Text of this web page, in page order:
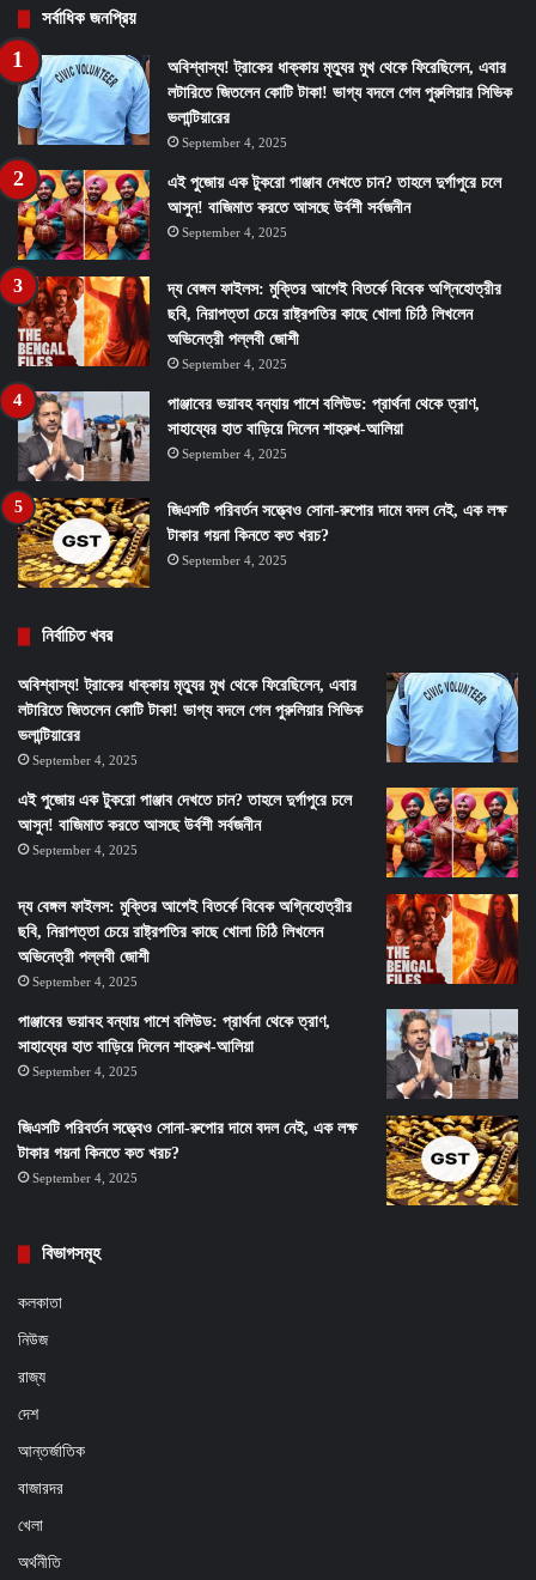
সর্বাধিক জনপ্রিয়
অবিশ্বাস্য! ট্রাকের ধাক্কায় মৃত্যুর মুখ থেকে ফিরেছিলেন, এবার
লটারিতে জিতলেন কোটি টাকা! ভাগ্য বদলে গেল পুরুলিয়ার সিভিক
ভলান্টিয়ারের
September 4, 2025
এই পুজোয় এক টুকরো পাঞ্জাব দেখতে চান? তাহলে দুর্গাপুরে চলে
আসুন! বাজিমাত করতে আসছে উর্বশী সর্বজনীন
September 4, 2025
দ্য বেঙ্গল ফাইলস: মুক্তির আগেই বিতর্কে বিবেক অগ্নিহোত্রীর
ছবি, নিরাপত্তা চেয়ে রাষ্ট্রপতির কাছে খোলা চিঠি লিখলেন
অভিনেত্রী পল্লবী জোশী
September 4, 2025
পাঞ্জাবের ভয়াবহ বন্যায় পাশে বলিউড: প্রার্থনা থেকে ত্রাণ,
সাহায্যের হাত বাড়িয়ে দিলেন শাহরুখ-আলিয়া
September 4, 2025
জিএসটি পরিবর্তন সত্ত্বেও সোনা-রুপোর দামে বদল নেই, এক লক্ষ
টাকার গয়না কিনতে কত খরচ?
September 4, 2025
নির্বাচিত খবর
অবিশ্বাস্য! ট্রাকের ধাক্কায় মৃত্যুর মুখ থেকে ফিরেছিলেন, এবার
লটারিতে জিতলেন কোটি টাকা! ভাগ্য বদলে গেল পুরুলিয়ার সিভিক
ভলান্টিয়ারের
September 4, 2025
এই পুজোয় এক টুকরো পাঞ্জাব দেখতে চান? তাহলে দুর্গাপুরে চলে
আসুন! বাজিমাত করতে আসছে উর্বশী সর্বজনীন
September 4, 2025
দ্য বেঙ্গল ফাইলস: মুক্তির আগেই বিতর্কে বিবেক অগ্নিহোত্রীর
ছবি, নিরাপত্তা চেয়ে রাষ্ট্রপতির কাছে খোলা চিঠি লিখলেন
অভিনেত্রী পল্লবী জোশী
September 4, 2025
পাঞ্জাবের ভয়াবহ বন্যায় পাশে বলিউড: প্রার্থনা থেকে ত্রাণ,
সাহায্যের হাত বাড়িয়ে দিলেন শাহরুখ-আলিয়া
September 4, 2025
জিএসটি পরিবর্তন সত্ত্বেও সোনা-রুপোর দামে বদল নেই, এক লক্ষ
টাকার গয়না কিনতে কত খরচ?
September 4, 2025
বিভাগসমূহ
কলকাতা
নিউজ
রাজ্য
দেশ
আন্তর্জাতিক
বাজারদর
খেলা
অর্থনীতি